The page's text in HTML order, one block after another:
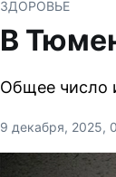
ЗДОРОВЬЕ
В
Общее число
9 декабря, 2025,